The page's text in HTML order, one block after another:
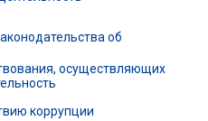
об
осуществляющих
коррупции